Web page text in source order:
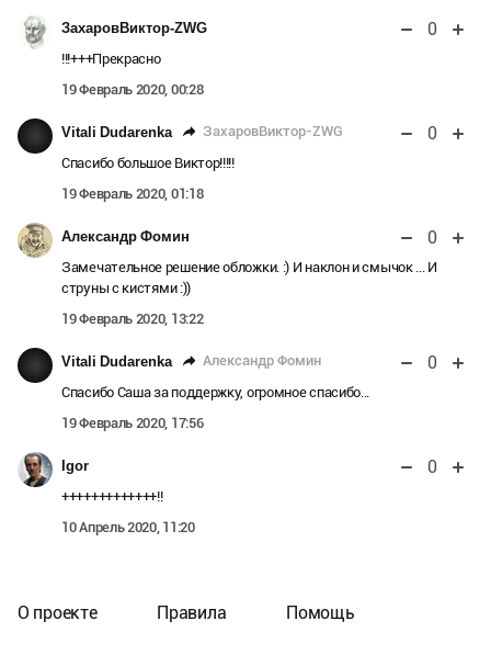
ЗахаровВиктор-ZWG 0
!!!+++Прекрасно
19 Февраль 2020, 00:28
Vitali Dudarenka ЗахаровВиктор-ZWG 0
Спасибо большое Виктор!!!!!
19 Февраль 2020, 01:18
Александр Фомин 0
Замечательное решение обложки. :) И наклон и смычок ... И
струны с кистями :))
19 Февраль 2020, 13:22
Vitali Dudarenka Александр Фомин 0
Спасибо Саша за поддержку, огромное спасибо...
19 Февраль 2020, 17:56
Igor 0
+++++++++++++!!
10 Апрель 2020, 11:20
О проекте Правила Помощь